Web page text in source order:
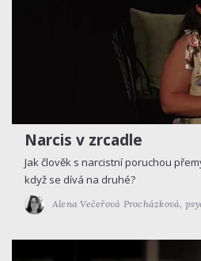
Narcis v zrcadle
Jak člověk s narcistní poruchou
když se dívá na druhé?
Alena Večeřová Procházková,